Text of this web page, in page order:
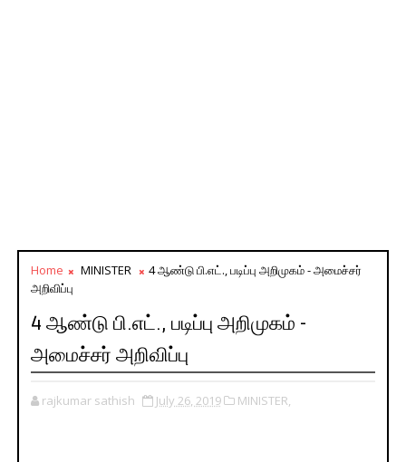
Home MINISTER
4 ஆண்டு பி.எட்., படிப்பு அறிமுகம் - அமைச்சர்
அறிவிப்பு
4 ஆண்டு பி.எட்., படிப்பு அறிமுகம் -
அமைச்சர் அறிவிப்பு
rajkumar sathish July 26, 2019 MINISTER,